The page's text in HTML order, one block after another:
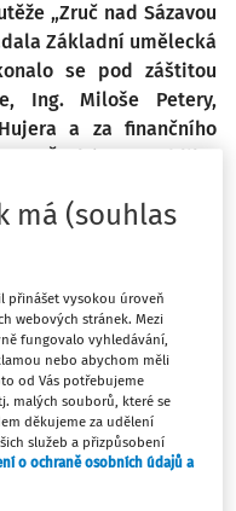
„Zruč nad Sázavou
Základní umělecká
se pod záštitou
Ing. Miloše Petery,
a za finančního
České republiky,
fond.
městečka sjížděli již od
ZUŠ, kde soutěž
kytary pod
Této významné
kytaristů, kteří
Nejsilněji byla
má (souhlas
přinášet vysokou úroveň
webových stránek. Mezi
fungovalo vyhledávání,
nebo abychom měli
od Vás potřebujeme
malých souborů, které se
děkujeme za udělení
služeb a přizpůsobení
o ochraně osobních údajů a